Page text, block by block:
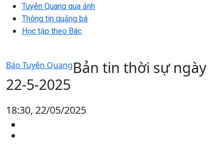
Tuyên Quang qua ảnh
Thông tin quảng bá
Học tập theo Bác
Báo Tuyên QuangBản tin thời sự ngày
22-5-2025
18:30, 22/05/2025